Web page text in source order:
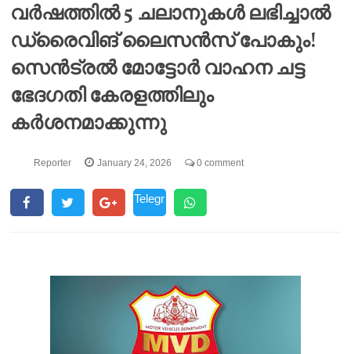
വർഷത്തിൽ 5 ചലാനുകൾ ലഭിച്ചാൽ
ഡ്രൈവിങ് ലൈസൻസ് പോകും!
സെൻട്രൽ മോട്ടോർ വാഹന ചട്ട
ഭേദഗതി കേരളത്തിലും
കർശനമാക്കുന്നു
Reporter January 24, 2026 0 comment
Telegr
am